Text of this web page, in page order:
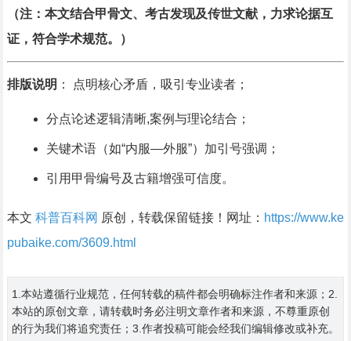
（注：本文结合甲骨文、考古发现及传世文献，力求论据互
证，符合学术规范。）
排版说明 ： 点明核心矛盾，吸引专业读者；
分点论述逻辑清晰,案例与理论结合；
关键术语（如“内服—外服”）加引号强调；
引用甲骨编号及古籍增强可信度。
本文 科普百科网 原创，转载保留链接！网址： https://www.ke
pubaike.com/3609.html
1.本站遵循行业规范，任何转载的稿件都会明确标注作者和来源；2.
本站的原创文章，请转载时务必注明文章作者和来源，不尊重原创
的行为我们将追究责任；3.作者投稿可能会经我们编辑修改或补充。